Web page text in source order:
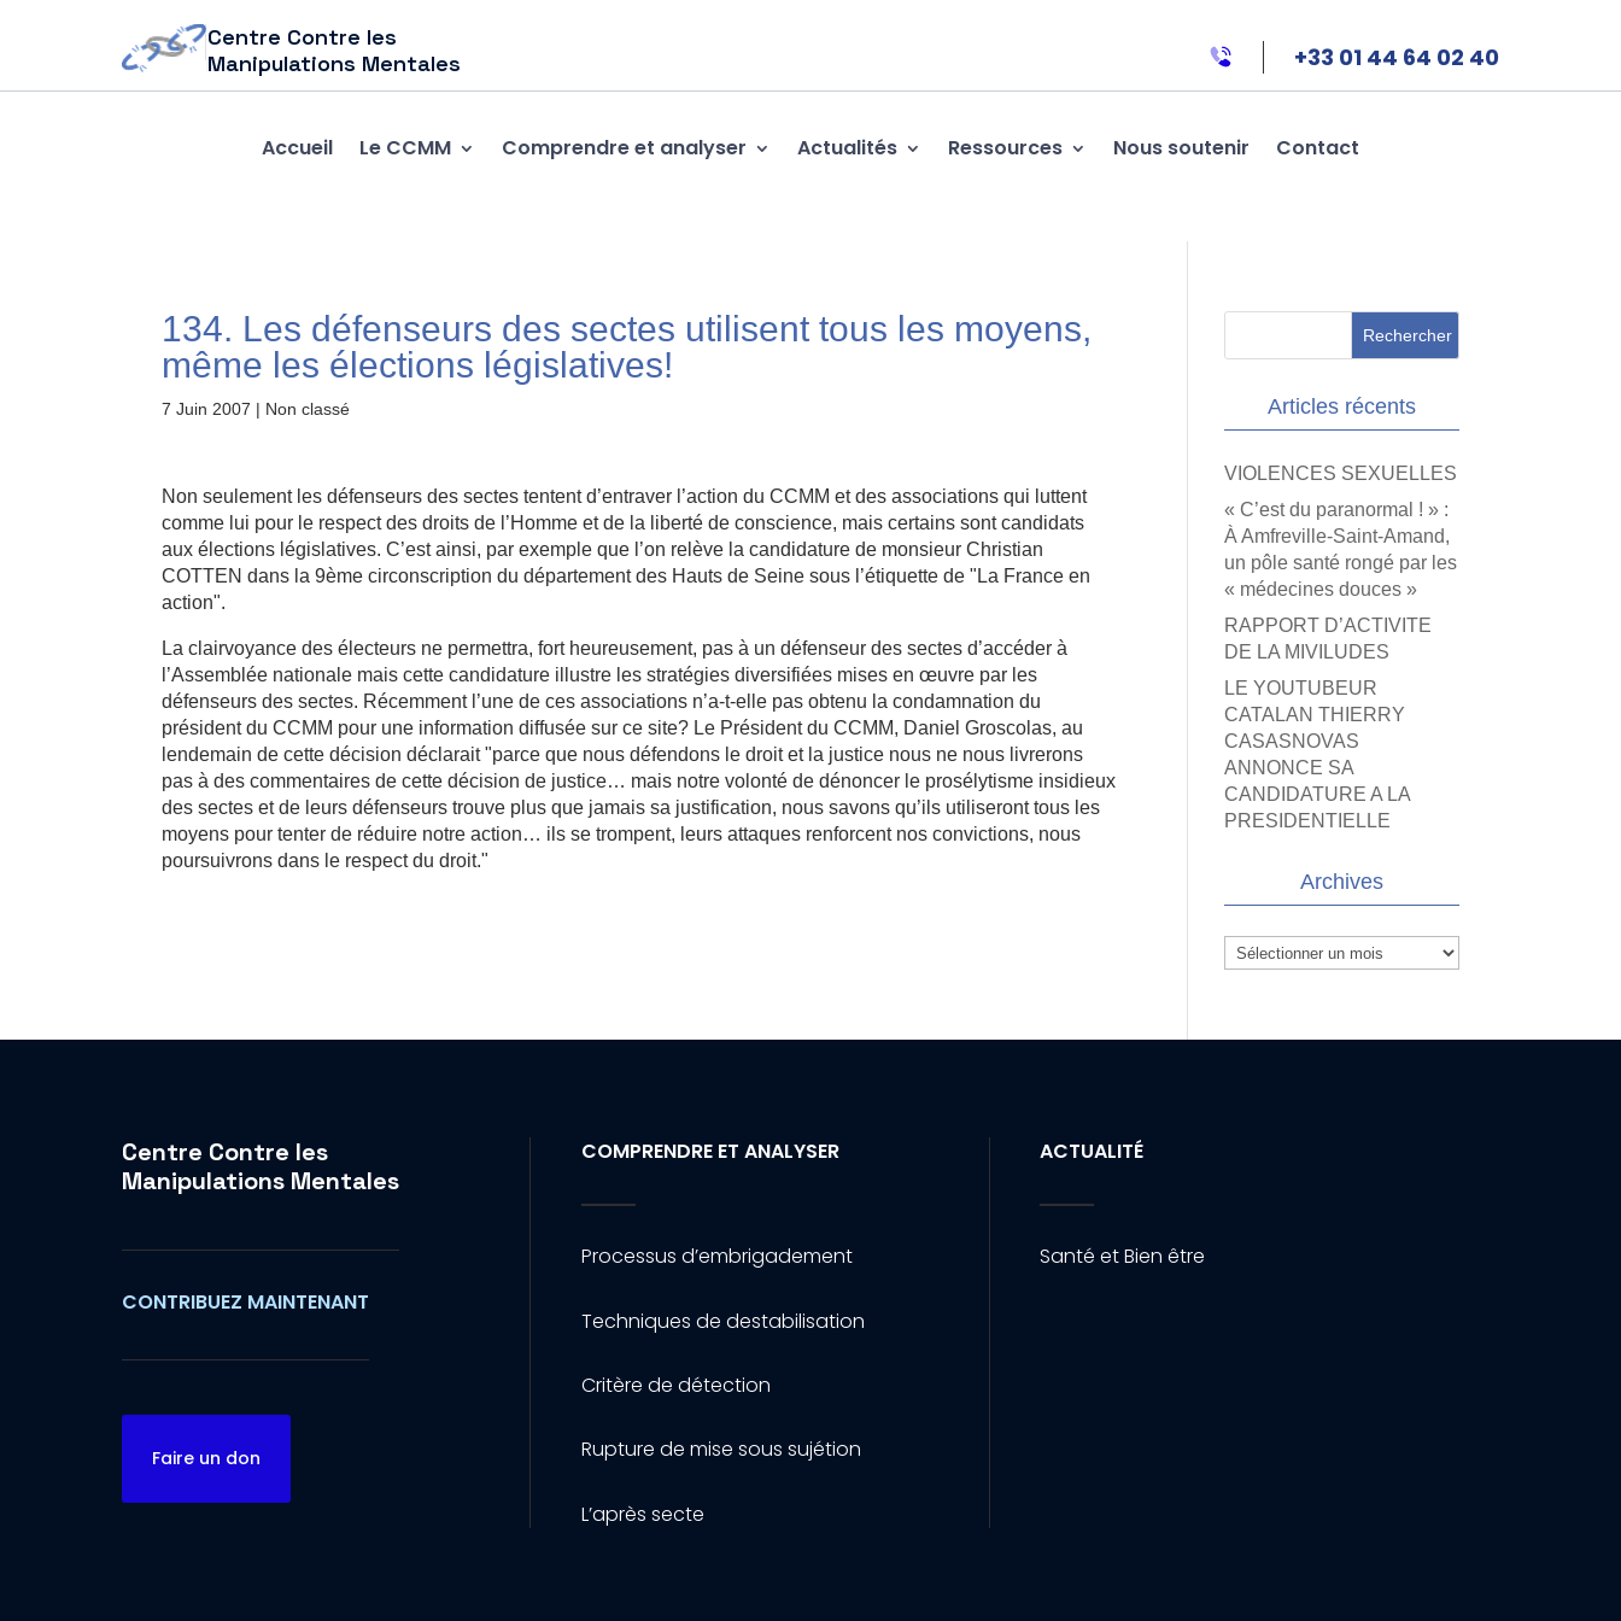
Centre Contre les
Manipulations Mentales
+33 01 44 64 02 40
Accueil Le CCMM Comprendre et analyser Actualités Ressources Nous soutenir Contact
134. Les défenseurs des sectes utilisent tous les moyens,
même les élections législatives!
7 Juin 2007 | Non classé
Non seulement les défenseurs des sectes tentent d’entraver l’action du CCMM et des associations qui luttent
comme lui pour le respect des droits de l’Homme et de la liberté de conscience, mais certains sont candidats
aux élections législatives. C’est ainsi, par exemple que l’on relève la candidature de monsieur Christian
COTTEN dans la 9ème circonscription du département des Hauts de Seine sous l’étiquette de "La France en
action".
La clairvoyance des électeurs ne permettra, fort heureusement, pas à un défenseur des sectes d’accéder à
l’Assemblée nationale mais cette candidature illustre les stratégies diversifiées mises en œuvre par les
défenseurs des sectes. Récemment l’une de ces associations n’a-t-elle pas obtenu la condamnation du
président du CCMM pour une information diffusée sur ce site? Le Président du CCMM, Daniel Groscolas, au
lendemain de cette décision déclarait "parce que nous défendons le droit et la justice nous ne nous livrerons
pas à des commentaires de cette décision de justice… mais notre volonté de dénoncer le prosélytisme insidieux
des sectes et de leurs défenseurs trouve plus que jamais sa justification, nous savons qu’ils utiliseront tous les
moyens pour tenter de réduire notre action… ils se trompent, leurs attaques renforcent nos convictions, nous
poursuivrons dans le respect du droit."
Articles récents
VIOLENCES SEXUELLES
« C’est du paranormal ! » :
À Amfreville-Saint-Amand,
un pôle santé rongé par les
« médecines douces »
RAPPORT D’ACTIVITE
DE LA MIVILUDES
LE YOUTUBEUR
CATALAN THIERRY
CASASNOVAS
ANNONCE SA
CANDIDATURE A LA
PRESIDENTIELLE
Archives
Archives
Centre Contre les
Manipulations Mentales
CONTRIBUEZ MAINTENANT
Faire un don
COMPRENDRE ET ANALYSER
Processus d’embrigadement
Techniques de destabilisation
Critère de détection
Rupture de mise sous sujétion
L’après secte
ACTUALITÉ
Santé et Bien être